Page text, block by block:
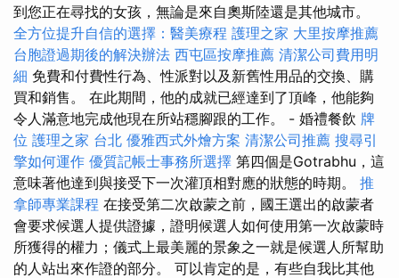
到您正在尋找的女孩，無論是來自奧斯陸還是其他城市。
全方位提升自信的選擇：醫美療程 護理之家 大里按摩推薦
台胞證過期後的解決辦法 西屯區按摩推薦 清潔公司費用明
細 免費和付費性行為、性派對以及新舊性用品的交換、購
買和銷售。 在此期間，他的成就已經達到了頂峰，他能夠
令人滿意地完成他現在所站穩腳跟的工作。 - 婚禮餐飲 牌
位 護理之家 台北 優雅西式外燴方案 清潔公司推薦 搜尋引
擎如何運作 優質記帳士事務所選擇 第四個是Gotrabhu，這
意味著他達到與接受下一次灌頂相對應的狀態的時期。 推
拿師專業課程 在接受第二次啟蒙之前，國王選出的啟蒙者
會要求候選人提供證據，證明候選人如何使用第一次啟蒙時
所獲得的權力；儀式上最美麗的景象之一就是候選人所幫助
的人站出來作證的部分。 可以肯定的是，有些自我比其他